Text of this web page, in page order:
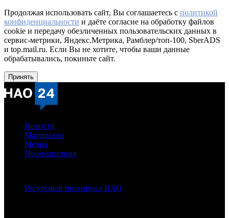
Продолжая использовать сайт, Вы соглашаетесь с политикой
конфиденциальности и даёте согласие на обработку файлов
cookie и передачу обезличенных пользовательских данных в
сервис-метрики, Яндекс.Метрика, Рамблер/топ-100, SberADS
и top.mail.ru. Если Вы не хотите, чтобы ваши данные
обрабатывались, покиньте сайт.
Принять
Новости
Материалы
Медиа
Происшествия
Ресурсный потенциал НАО